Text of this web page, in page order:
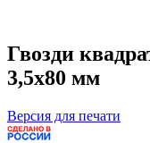
Гвозди
3,5х80 мм
Версия для печати